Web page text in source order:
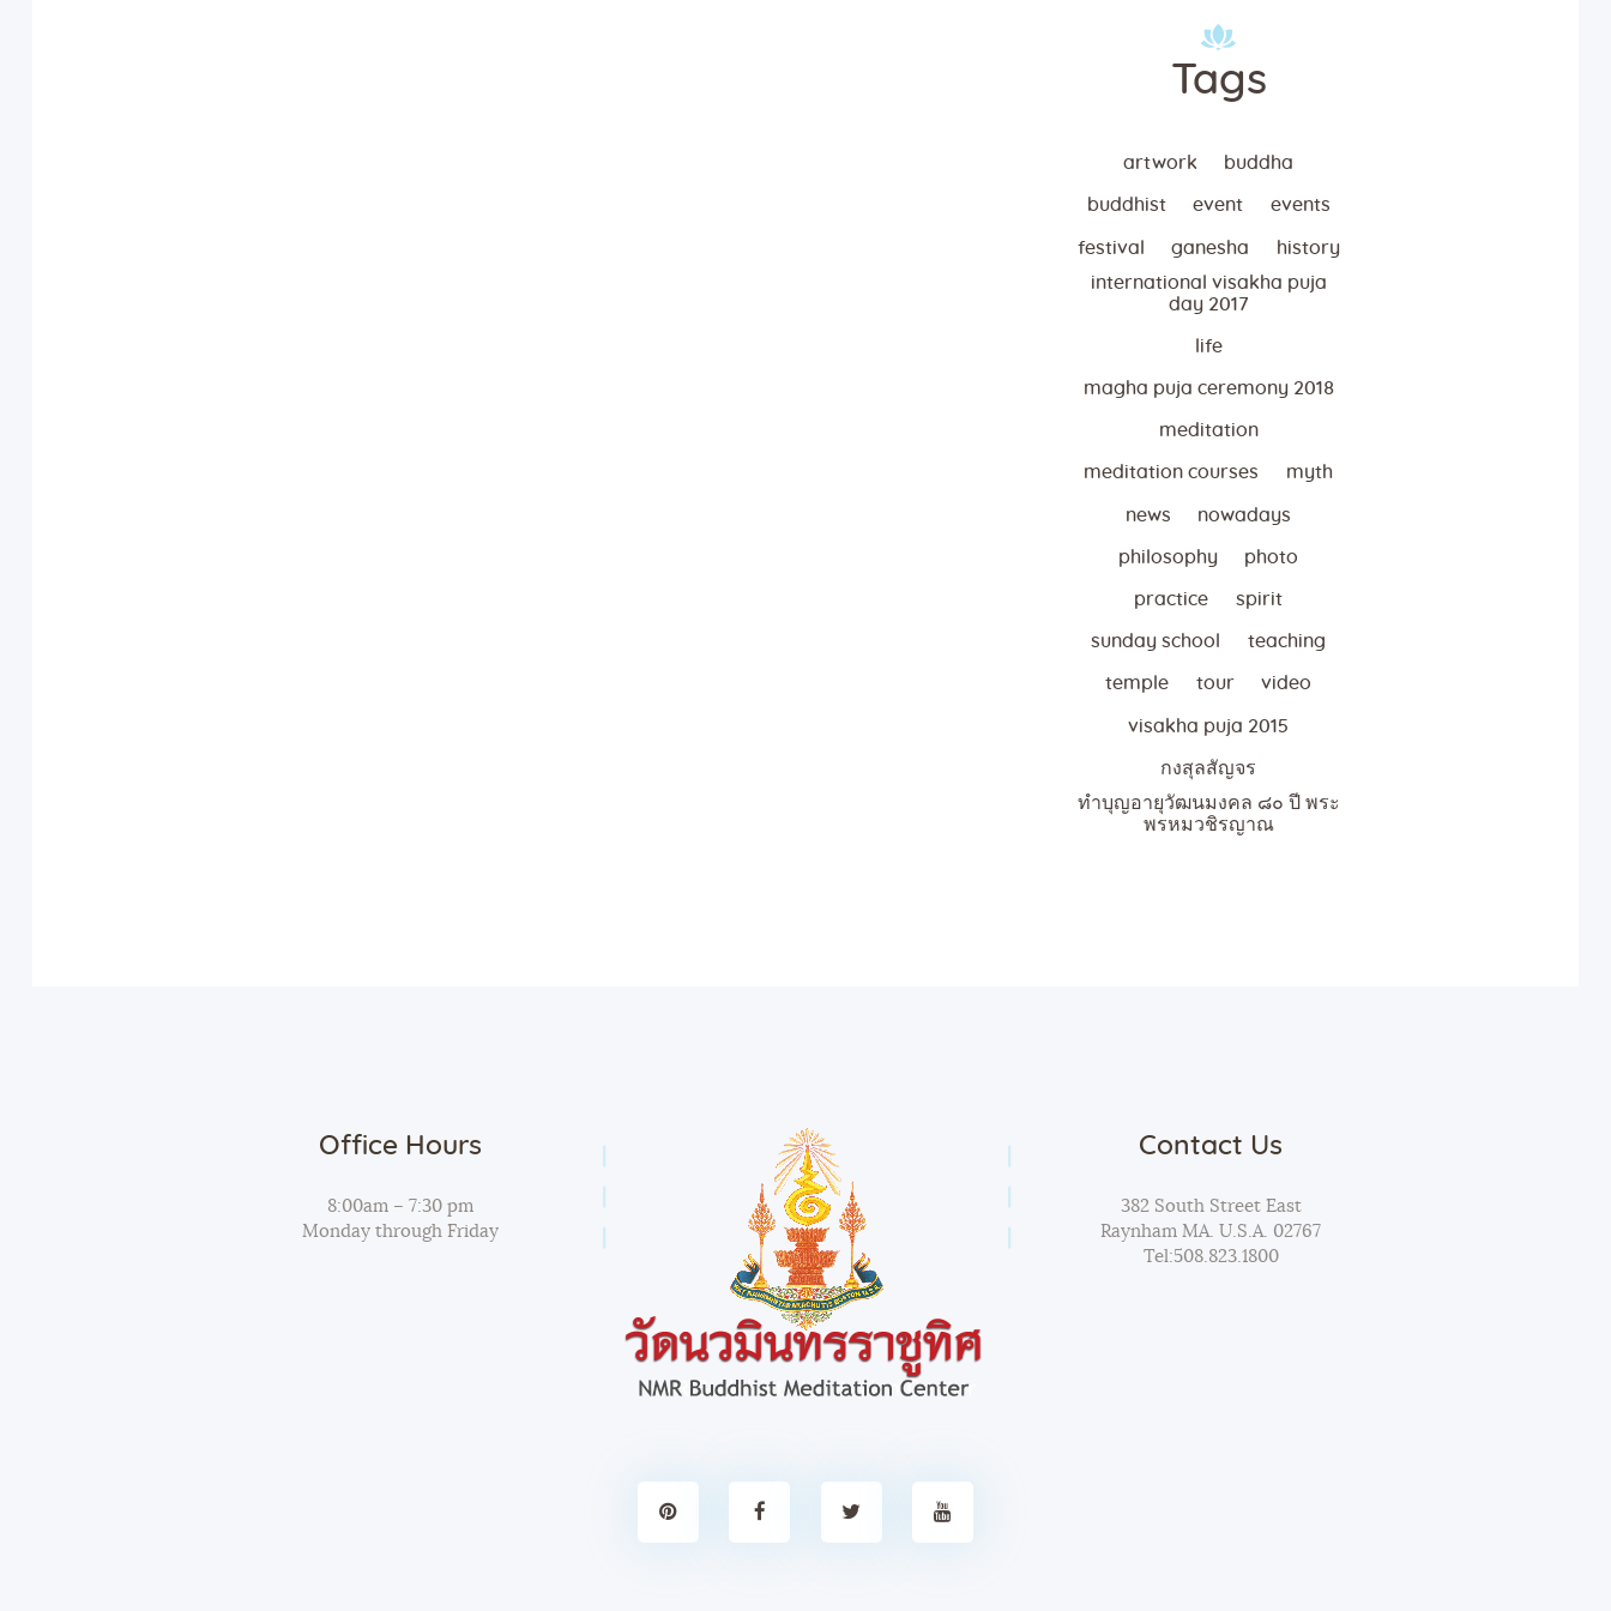
Tags
artwork buddha
buddhist event events
festival ganesha
history
international visakha puja
day 2017
life
magha puja ceremony 2018
meditation
meditation courses myth
news nowadays
philosophy photo
practice spirit
sunday school teaching
temple tour video
visakha puja 2015
กงสุลสัญจร
ทำบุญอายุวัฒนมงคล ๘๐ ปี พระ
พรหมวชิรญาณ
Office Hours
8:00am – 7:30 pm
Monday through Friday
Contact Us
382 South Street East
Raynham MA. U.S.A. 02767
Tel:508.823.1800